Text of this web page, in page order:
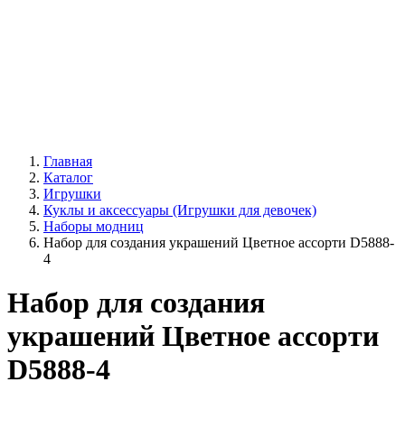
Главная
Каталог
Игрушки
Куклы и аксессуары (Игрушки для девочек)
Наборы модниц
Набор для создания украшений Цветное ассорти D5888-
4
Набор для создания
украшений Цветное ассорти
D5888-4